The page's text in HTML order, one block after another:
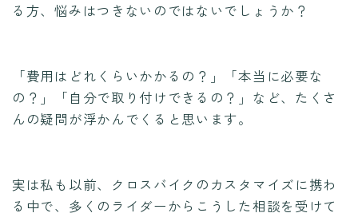
る方、悩みはつきないのではないでしょうか？
「費用はどれくらいかかるの？」「本当に必要な
の？」「自分で取り付けできるの？」など、たくさ
んの疑問が浮かんでくると思います。
実は私も以前、クロスバイクのカスタマイズに携わ
る中で、多くのライダーからこうした相談を受けて